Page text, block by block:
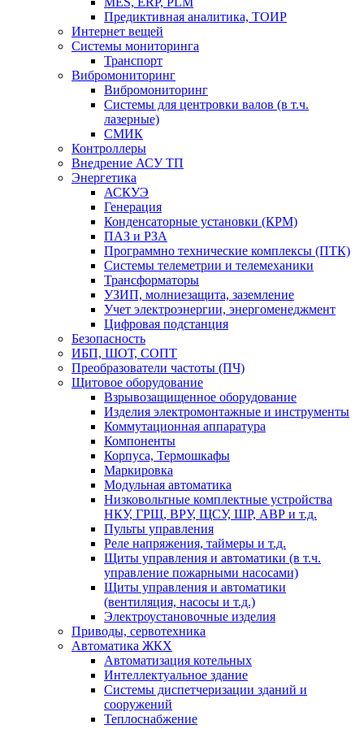
Предиктивная аналитика, ТОИР
Интернет вещей
Системы мониторинга
Транспорт
Вибромониторинг
Вибромониторинг
Системы для центровки валов (в т.ч.
лазерные)
СМИК
Контроллеры
Внедрение АСУ ТП
Энергетика
АСКУЭ
Генерация
Конденсаторные установки (КРМ)
ПАЗ и РЗА
Программно технические комплексы (ПТК)
Системы телеметрии и телемеханики
Трансформаторы
УЗИП, молниезащита, заземление
Учет электроэнергии, энергоменеджмент
Цифровая подстанция
Безопасность
ИБП, ШОТ, СОПТ
Преобразователи частоты (ПЧ)
Щитовое оборудование
Взрывозащищенное оборудование
Изделия электромонтажные и инструменты
Коммутационная аппаратура
Компоненты
Корпуса, Термошкафы
Маркировка
Модульная автоматика
Низковольтные комплектные устройства
НКУ, ГРЩ, ВРУ, ЩСУ, ШР, АВР и т.д.
Пульты управления
Реле напряжения, таймеры и т.д.
Щиты управления и автоматики (в т.ч.
управление пожарными насосами)
Щиты управления и автоматики
(вентиляция, насосы и т.д.)
Электроустановочные изделия
Приводы, сервотехника
Автоматика ЖКХ
Автоматизация котельных
Интеллектуальное здание
Системы диспетчеризации зданий и
сооружений
Теплоснабжение